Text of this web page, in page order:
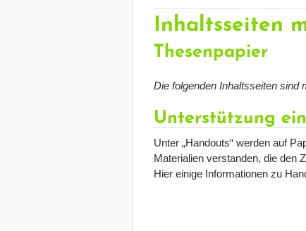
Inhaltsseiten
Thesenpapier
Die folgenden Inhaltsseiten sind
Unterstützung
Unter „Handouts“ werden auf
Materialien verstanden, die den
Hier einige Informationen zu